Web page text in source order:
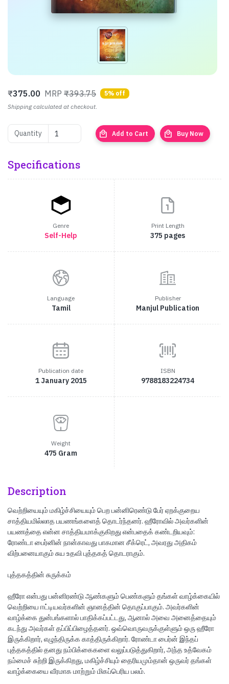
₹375.00 MRP ₹393.75
5% off
Shipping calculated at checkout.
Quantity local_mall Add to Cart local_mall Buy Now
Specifications
Genre
Self-Help
Print Length
375 pages
Language
Tamil
Publisher
Manjul Publication
Publication date
1 January 2015
ISBN
9788183224734
Weight
475 Gram
Description
வெற்றியையும் மகிழ்ச்சியையும் பெற பன்னிரெண்டு பேர் ஏறக்குறைய
சாத்தியமில்லாத பயணங்களைத் தொடர்ந்தனர். ஹீரோவில் அவர்களின்
பயணத்தை என்ன சாத்தியமாக்குகிறது என்பதைக் கண்டறியவும்:
ரோண்டா பைர்னின் நான்காவது பாகமான சீக்ரெட், அவரது அதிகம்
விற்பனையாகும் சுய உதவி புத்தகத் தொடராகும்.
புத்தகத்தின் சுருக்கம்
ஹீரோ என்பது பன்னிரண்டு ஆண்களும் பெண்களும் தங்கள் வாழ்க்கையில்
வெற்றியை ஈட்டியவர்களின் ஞானத்தின் தொகுப்பாகும். அவர்களின்
வாழ்க்கை துன்பங்களால் பாதிக்கப்பட்டது, ஆனால் அவை அனைத்தையும்
கடந்து அவர்கள் தப்பிப்பிழைத்தனர். ஒவ்வொருவருக்குள்ளும் ஒரு ஹீரோ
இருக்கிறார், எழுந்திருக்க காத்திருக்கிறார். ரோண்டா பைர்ன் இந்தப்
புத்தகத்தில் தனது நம்பிக்கைகளை வலுப்படுத்துகிறார், அந்த உத்வேகம்
நம்மைச் சுற்றி இருக்கிறது, மகிழ்ச்சியும் தைரியமும்தான் ஒருவர் தங்கள்
வாழ்க்கையை வீரமாக மாற்றும் மிகப்பெரிய பலம்.